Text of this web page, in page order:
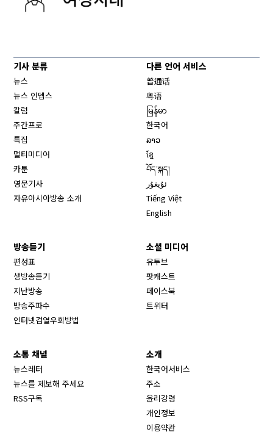
기사 분류
뉴스
뉴스 인뎁스
칼럼
주간프로
특집
멀티미디어
카툰
영문기사
자유아시아방송 소개
다른 언어 서비스
普通话
粤语
မြန်မာ
한국어
ລາວ
ខ្មែ
བོད་སྐད།
ئۇيغۇر
Tiếng Việt
English
방송듣기
편성표
생방송듣기
지난방송
방송주파수
인터넷검열우회방법
소셜 미디어
유투브
팟캐스트
페이스북
트위터
소통 채널
뉴스레터
뉴스를 제보해 주세요
RSS구독
소개
한국어서비스
주소
윤리강령
개인정보
이용약관